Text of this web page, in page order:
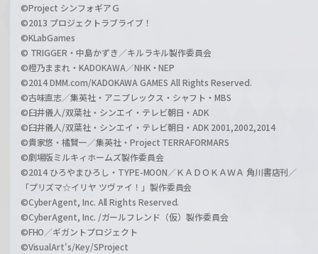
©Project シンフォギアＧ
©2013 プロジェクトラブライブ！
©KLabGames
© TRIGGER・中島かずき／キルラキル製作委員会
©橙乃ままれ・KADOKAWA／NHK・NEP
©2014 DMM.com/KADOKAWA GAMES All Rights Reserved.
©古味直志／集英社・アニプレックス・シャフト・MBS
©臼井儀人/双葉社・シンエイ・テレビ朝日・ADK
©臼井儀人/双葉社・シンエイ・テレビ朝日・ADK 2001,2002,2014
©貴家悠・橘賢一／集英社・Project TERRAFORMARS
©劇場版ミルキィホームズ製作委員会
©2014 ひろやまひろし・TYPE-MOON／ＫＡＤＯＫＡＷＡ 角川書店刊／
「プリズマ☆イリヤ ツヴァイ！」製作委員会
©CyberAgent, Inc. All Rights Reserved.
©CyberAgent, Inc. /ガールフレンド（仮）製作委員会
©FHO／ギガントプロジェクト
©VisualArt's/Key/SProject